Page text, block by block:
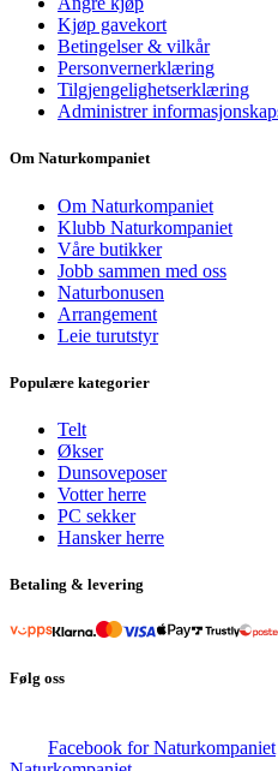
Kjøp gavekort
Betingelser & vilkår
Personvernerklæring
Tilgjengelighetserklæring
Administrer
Om Naturkompaniet
Om Naturkompaniet
Klubb Naturkompaniet
Våre butikker
Jobb sammen med oss
Naturbonusen
Arrangement
Leie turutstyr
Populære kategorier
Telt
Økser
Dunsoveposer
Votter herre
PC sekker
Hansker herre
Betaling & levering
Følg oss
Facebook for Naturkompaniet